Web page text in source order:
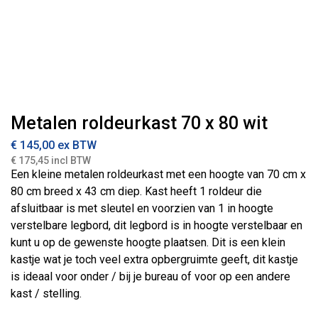
Metalen roldeurkast 70 x 80 wit
€ 145,00 ex BTW
€ 175,45 incl BTW
Een kleine metalen roldeurkast met een hoogte van 70 cm x
80 cm breed x 43 cm diep. Kast heeft 1 roldeur die
afsluitbaar is met sleutel en voorzien van 1 in hoogte
verstelbare legbord, dit legbord is in hoogte verstelbaar en
kunt u op de gewenste hoogte plaatsen. Dit is een klein
kastje wat je toch veel extra opbergruimte geeft, dit kastje
is ideaal voor onder / bij je bureau of voor op een andere
kast / stelling.